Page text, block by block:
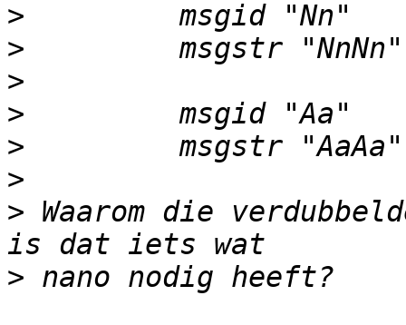
>
>
>
>
>
>
> Waarom die
>